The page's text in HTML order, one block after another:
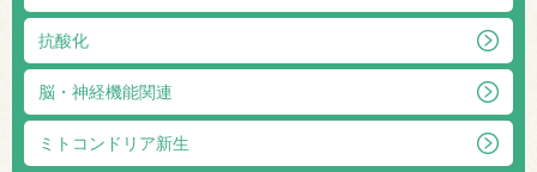
抗酸化
脳・神経機能関連
ミトコンドリア新生